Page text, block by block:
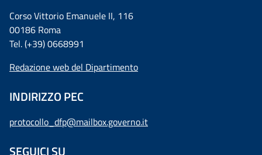
Corso Vittorio Emanuele II, 116
00186 Roma
Tel. (+39) 0668991
Redazione web del Dipartimento
INDIRIZZO PEC
protocollo_dfp@mailbox.governo.it
SEGUICI SU